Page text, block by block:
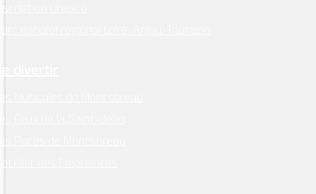
Unesco
naturel régional Loire-Anjou-Touraine
divertir
Musicales de Montsoreau
Feux de la Saint-Jean
Puces de Montsoreau
des Empreintes